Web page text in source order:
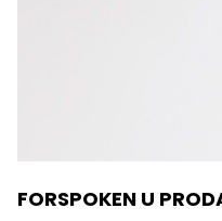
FORSPOKEN U